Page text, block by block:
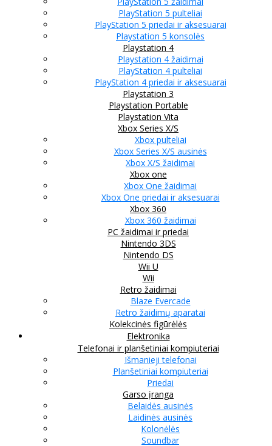
PlayStation 5 pulteliai
PlayStation 5 priedai ir aksesuarai
Playstation 5 konsolės
Playstation 4
Playstation 4 žaidimai
PlayStation 4 pulteliai
PlayStation 4 priedai ir aksesuarai
Playstation 3
Playstation Portable
Playstation Vita
Xbox Series X/S
Xbox pulteliai
Xbox Series X/S ausinės
Xbox X/S žaidimai
Xbox one
Xbox One žaidimai
Xbox One priedai ir aksesuarai
Xbox 360
Xbox 360 žaidimai
PC žaidimai ir priedai
Nintendo 3DS
Nintendo DS
Wii U
Wii
Retro žaidimai
Blaze Evercade
Retro žaidimų aparatai
Kolekcinės figūrėlės
Elektronika
Telefonai ir planšetiniai kompiuteriai
Išmanieji telefonai
Planšetiniai kompiuteriai
Priedai
Garso įranga
Belaidės ausinės
Laidinės ausinės
Kolonėlės
Soundbar